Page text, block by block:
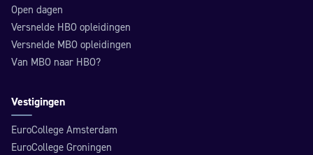
Open dagen
Versnelde HBO opleidingen
Versnelde MBO opleidingen
Van MBO naar HBO?
Vestigingen
EuroCollege Amsterdam
EuroCollege Groningen